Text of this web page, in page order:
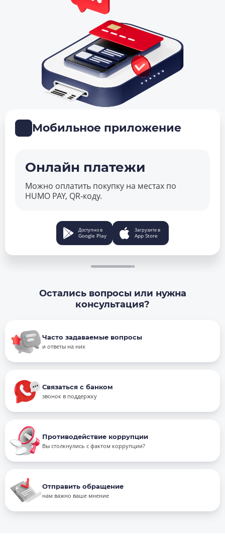
Мобильное приложение
Онлайн платежи
Можно оплатить покупку на местах по
HUMO PAY, QR‑коду.
Доступно в
Google Play
Загрузите в
App Store
Остались вопросы или нужна
консультация?
Часто задаваемые вопросы
и ответы на них
Связаться с банком
звонок в поддержку
Противодействие коррупции
Вы столкнулись с фактом коррупции?
Отправить обращение
нам важно ваше мнение